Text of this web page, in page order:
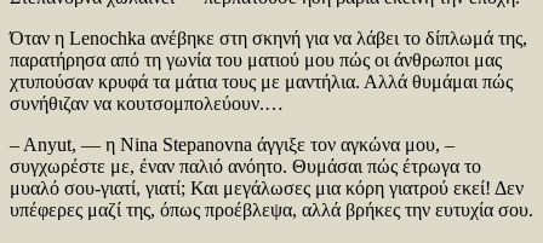
Όταν η Lenochka ανέβηκε στη σκηνή για να λάβει το δίπλωμά της,
παρατήρησα από τη γωνία του ματιού μου πώς οι άνθρωποι μας
χτυπούσαν κρυφά τα μάτια τους με μαντήλια. Αλλά θυμάμαι πώς
συνήθιζαν να κουτσομπολεύουν.…
– Anyut, — η Nina Stepanovna άγγιξε τον αγκώνα μου, –
συγχωρέστε με, έναν παλιό ανόητο. Θυμάσαι πώς έτρωγα το
μυαλό σου-γιατί, γιατί; Και μεγάλωσες μια κόρη γιατρού εκεί! Δεν
υπέφερες μαζί της, όπως προέβλεψα, αλλά βρήκες την ευτυχία σου.